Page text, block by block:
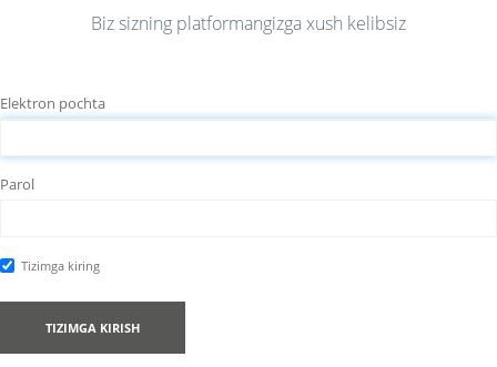
Biz sizning platformangizga xush kelibsiz
Elektron pochta
Parol
Tizimga kiring
TIZIMGA KIRISH